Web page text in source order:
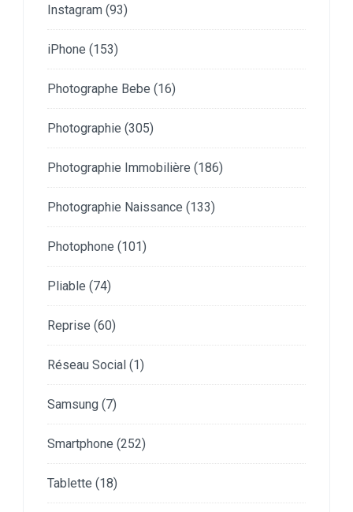
Instagram (93)
iPhone (153)
Photographe Bebe (16)
Photographie (305)
Photographie Immobilière (186)
Photographie Naissance (133)
Photophone (101)
Pliable (74)
Reprise (60)
Réseau Social (1)
Samsung (7)
Smartphone (252)
Tablette (18)